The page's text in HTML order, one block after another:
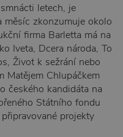
letech, je
měsíc zkonzumuje okolo
firma Barletta má na
Iveta, Dcera národa, To
Život k sežrání nebo
Matějem Chlupáčkem
českého kandidáta na
Státního fondu
projekty